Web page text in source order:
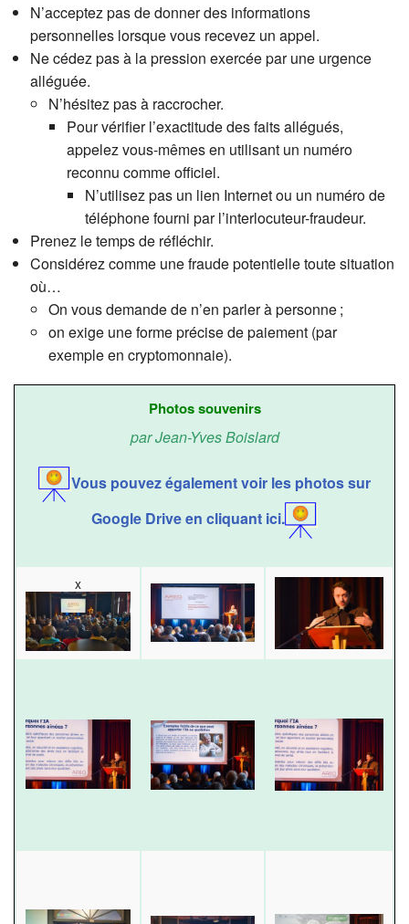
N’acceptez pas de donner des informations
personnelles lorsque vous recevez un appel.
Ne cédez pas à la pression exercée par une urgence
alléguée.
N’hésitez pas à raccrocher.
Pour vérifier l’exactitude des faits allégués,
appelez vous-mêmes en utilisant un numéro
reconnu comme officiel.
N’utilisez pas un lien Internet ou un numéro de
téléphone fourni par l’interlocuteur-fraudeur.
Prenez le temps de réfléchir.
Considérez comme une fraude potentielle toute situation
où…
On vous demande de n’en parler à personne ;
on exige une forme précise de paiement (par
exemple en cryptomonnaie).
Photos souvenirs
par Jean-Yves Boislard
Vous pouvez également voir les photos sur
Google Drive en cliquant ici.
x